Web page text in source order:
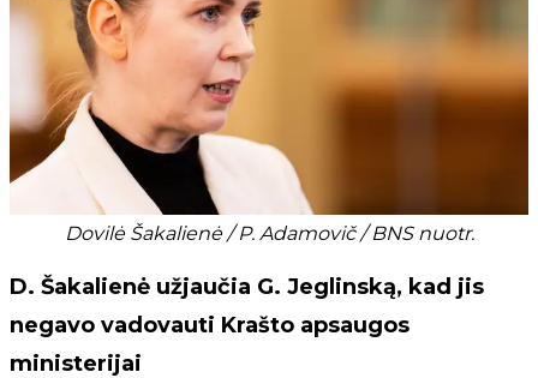
Dovilė Šakalienė / P. Adamovič / BNS nuotr.
D. Šakalienė užjaučia G. Jeglinską, kad jis
negavo vadovauti Krašto apsaugos
ministerijai